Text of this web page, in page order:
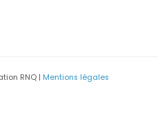
RNQ | Mentions légales